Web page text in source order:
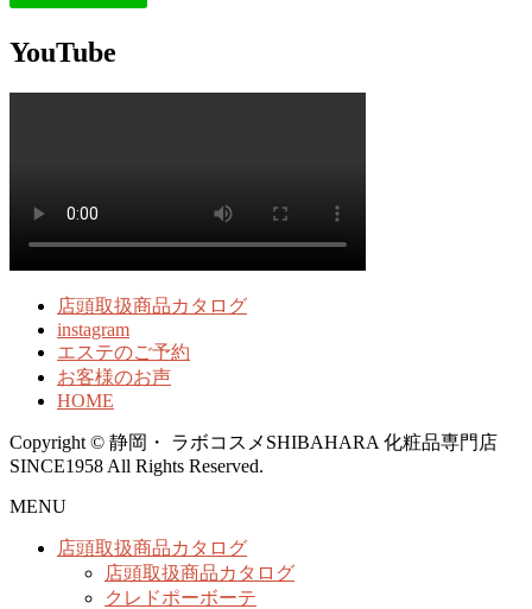
YouTube
店頭取扱商品カタログ
instagram
エステのご予約
お客様のお声
HOME
Copyright © 静岡・ ラボコスメSHIBAHARA 化粧品専門店
SINCE1958 All Rights Reserved.
MENU
店頭取扱商品カタログ
店頭取扱商品カタログ
クレドポーボーテ